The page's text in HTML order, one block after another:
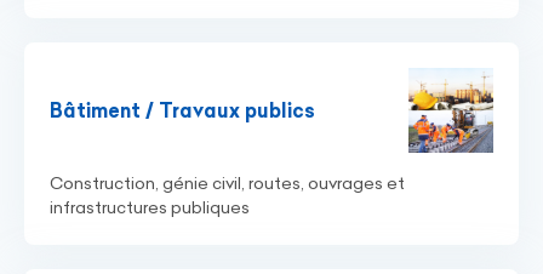
Bâtiment / Travaux publics
Construction, génie civil, routes, ouvrages et
infrastructures publiques